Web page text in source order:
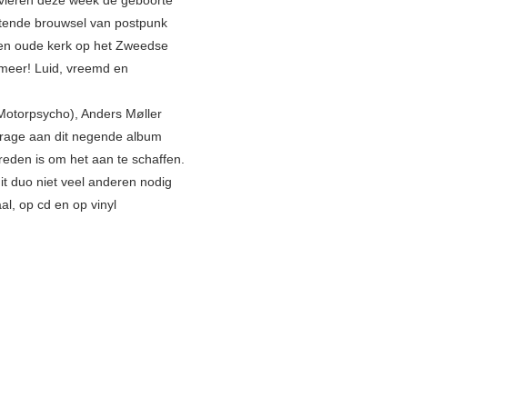
brouwsel van postpunk
oude kerk op het Zweedse
Luid, vreemd en
Anders Møller
aan dit negende album
is om het aan te schaffen.
duo niet veel anderen nodig
op cd en op vinyl